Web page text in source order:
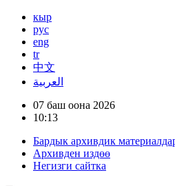
кыр
рус
eng
tr
中文
العربية
07 баш оона 2026
10:13
Бардык архивдик
Архивден издөө
Негизги сайтка